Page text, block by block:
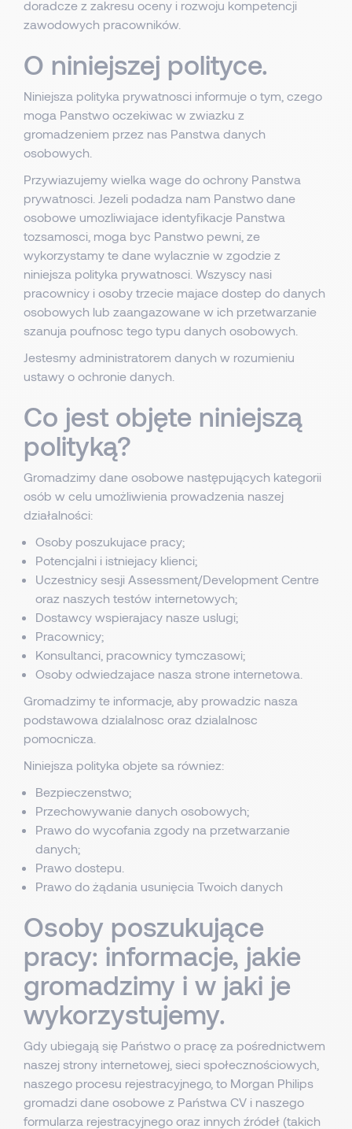
doradcze z zakresu oceny i rozwoju kompetencji
zawodowych pracowników.
O niniejszej polityce.
Niniejsza polityka prywatnosci informuje o tym, czego
moga Panstwo oczekiwac w zwiazku z
gromadzeniem przez nas Panstwa danych
osobowych.
Przywiazujemy wielka wage do ochrony Panstwa
prywatnosci. Jezeli podadza nam Panstwo dane
osobowe umozliwiajace identyfikacje Panstwa
tozsamosci, moga byc Panstwo pewni, ze
wykorzystamy te dane wylacznie w zgodzie z
niniejsza polityka prywatnosci. Wszyscy nasi
pracownicy i osoby trzecie majace dostep do danych
osobowych lub zaangazowane w ich przetwarzanie
szanuja poufnosc tego typu danych osobowych.
Jestesmy administratorem danych w rozumieniu
ustawy o ochronie danych.
Co jest objęte niniejszą
polityką?
Gromadzimy dane osobowe następujących kategorii
osób w celu umożliwienia prowadzenia naszej
działalności:
Osoby poszukujace pracy;
Potencjalni i istniejacy klienci;
Uczestnicy sesji Assessment/Development Centre
oraz naszych testów internetowych;
Dostawcy wspierajacy nasze uslugi;
Pracownicy;
Konsultanci, pracownicy tymczasowi;
Osoby odwiedzajace nasza strone internetowa.
Gromadzimy te informacje, aby prowadzic nasza
podstawowa dzialalnosc oraz dzialalnosc
pomocnicza.
Niniejsza polityka objete sa równiez:
Bezpieczenstwo;
Przechowywanie danych osobowych;
Prawo do wycofania zgody na przetwarzanie
danych;
Prawo dostepu.
Prawo do żądania usunięcia Twoich danych
Osoby poszukujące
pracy: informacje, jakie
gromadzimy i w jaki je
wykorzystujemy.
Gdy ubiegają się Państwo o pracę za pośrednictwem
naszej strony internetowej, sieci społecznościowych,
naszego procesu rejestracyjnego, to Morgan Philips
gromadzi dane osobowe z Państwa CV i naszego
formularza rejestracyjnego oraz innych źródeł (takich